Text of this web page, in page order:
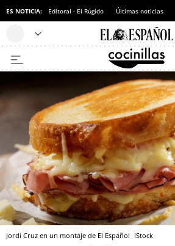
ES NOTICIA: Editoral - El Rúgido Últimas noticias
Jordi Cruz en un montaje de El Español iStock